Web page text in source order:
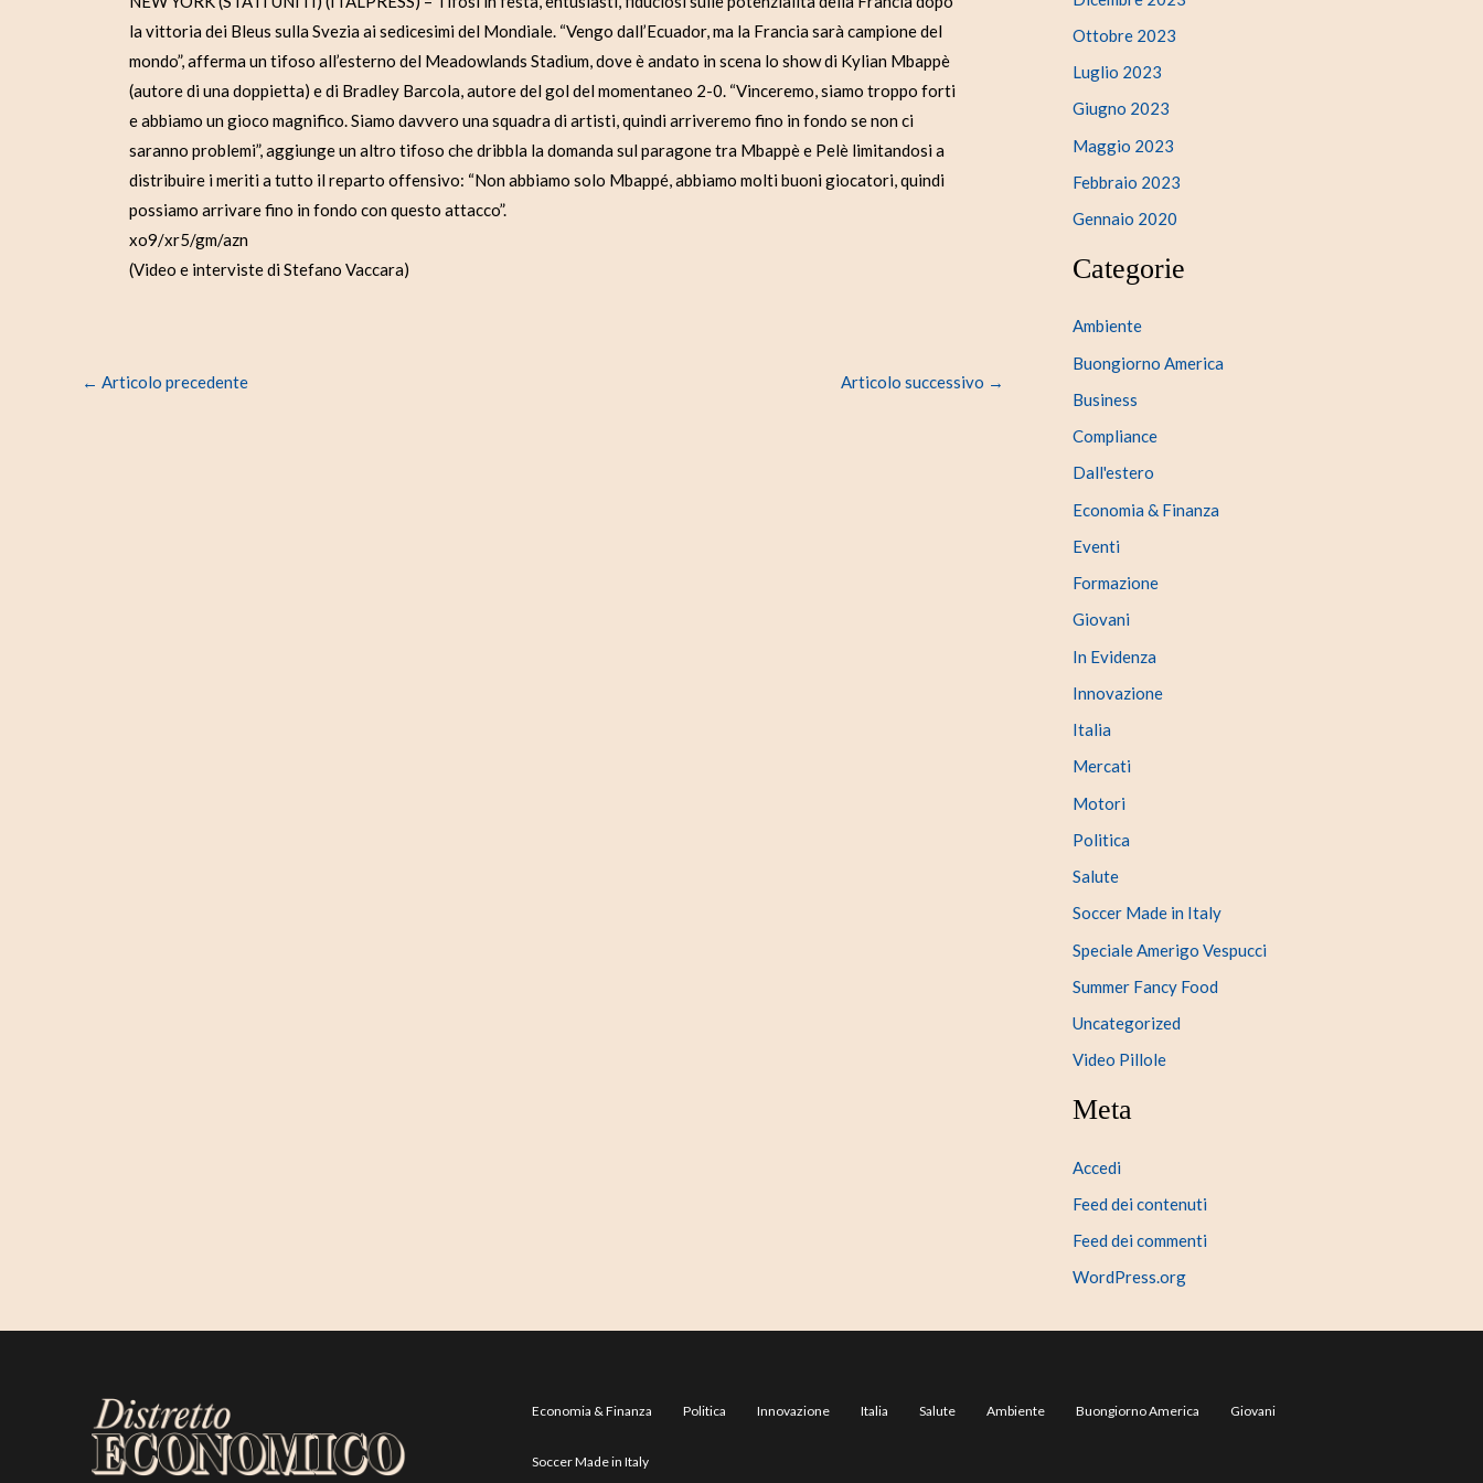
la vittoria dei Bleus sulla Svezia ai sedicesimi del Mondiale. “Vengo dall’Ecuador, ma la Francia sarà campione del
mondo”, afferma un tifoso all’esterno del Meadowlands Stadium, dove è andato in scena lo show di Kylian Mbappè
(autore di una doppietta) e di Bradley Barcola, autore del gol del momentaneo 2-0. “Vinceremo, siamo troppo forti
e abbiamo un gioco magnifico. Siamo davvero una squadra di artisti, quindi arriveremo fino in fondo se non ci
saranno problemi”, aggiunge un altro tifoso che dribbla la domanda sul paragone tra Mbappè e Pelè limitandosi a
distribuire i meriti a tutto il reparto offensivo: “Non abbiamo solo Mbappé, abbiamo molti buoni giocatori, quindi
possiamo arrivare fino in fondo con questo attacco”.
xo9/xr5/gm/azn
(Video e interviste di Stefano Vaccara)
← Articolo precedente Articolo successivo →
Ottobre 2023
Luglio 2023
Giugno 2023
Maggio 2023
Febbraio 2023
Gennaio 2020
Categorie
Ambiente
Buongiorno America
Business
Compliance
Dall'estero
Economia & Finanza
Eventi
Formazione
Giovani
In Evidenza
Innovazione
Italia
Mercati
Motori
Politica
Salute
Soccer Made in Italy
Speciale Amerigo Vespucci
Summer Fancy Food
Uncategorized
Video Pillole
Meta
Accedi
Feed dei contenuti
Feed dei commenti
WordPress.org
Economia & Finanza Politica Innovazione Italia Salute Ambiente Buongiorno America Giovani
Soccer Made in Italy